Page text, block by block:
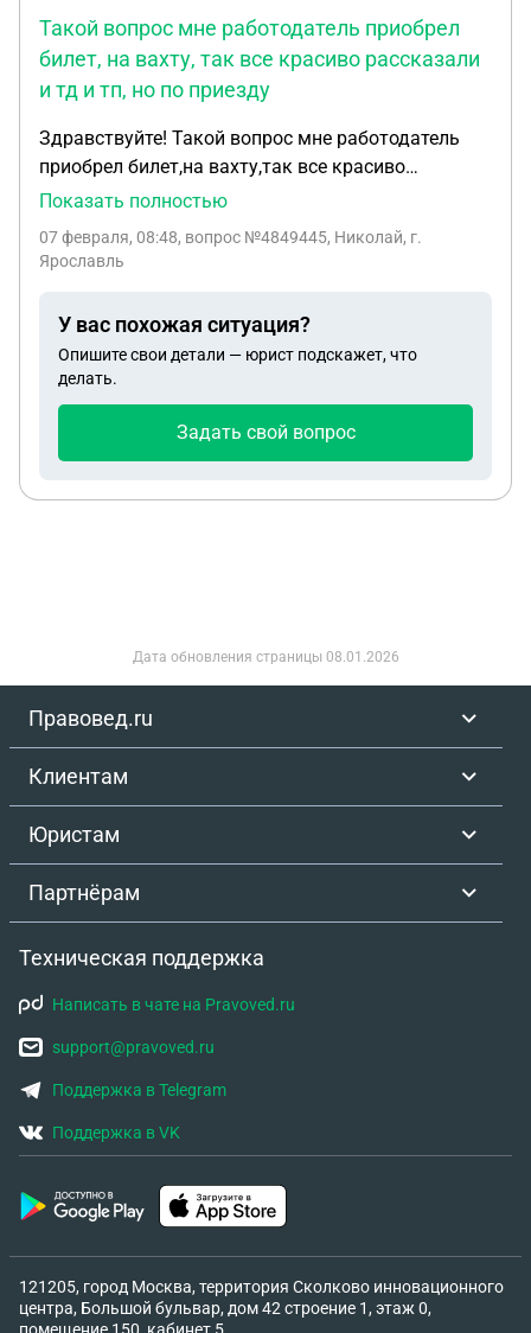
Такой вопрос мне работодатель приобрел
билет, на вахту, так все красиво рассказали
и тд и тп, но по приезду
Здравствуйте! Такой вопрос мне работодатель
приобрел билет,на вахту,так все красиво
рассказали и тд и тп,но по приезду,оказалось не
ещё не подписывал,но я писал расписку о покупке
вернуть им за покупку билета? Будет ли мне что
то? Спасибо
Показать полностью
07 февраля, 08:48, вопрос №4849445, Николай, г.
Ярославль
У вас похожая ситуация?
Опишите свои детали — юрист подскажет, что
делать.
Задать свой вопрос
Дата обновления страницы 08.01.2026
Правовед.ru
Клиентам
Юристам
Партнёрам
Техническая поддержка
Написать в чате на Pravoved.ru
support@pravoved.ru
Поддержка в Telegram
Поддержка в VK
121205, город Москва, территория Сколково инновационного
центра, Большой бульвар, дом 42 строение 1, этаж 0,